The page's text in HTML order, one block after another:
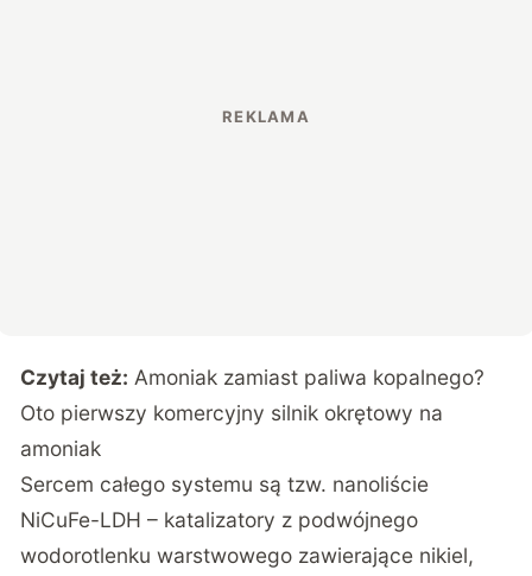
Czytaj też: Amoniak zamiast paliwa kopalnego?
Oto pierwszy komercyjny silnik okrętowy na
amoniak
Sercem całego systemu są tzw. nanoliście
NiCuFe-LDH – katalizatory z podwójnego
wodorotlenku warstwowego zawierające nikiel,